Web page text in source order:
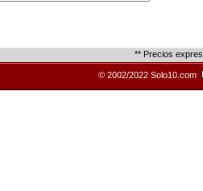
** Precios
© 2002/2022 Solo10.com